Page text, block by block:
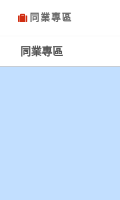
同業專區
同業專區